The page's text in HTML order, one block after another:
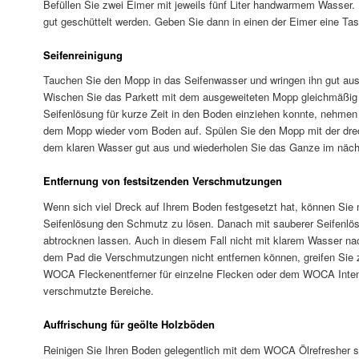
Befüllen Sie zwei Eimer mit jeweils fünf Liter handwarmem
gut geschüttelt werden. Geben Sie dann in einen der Eimer eine
Seifenreinigung
Tauchen Sie den Mopp in das Seifenwasser und wringen ihn gut
Wischen Sie das Parkett mit dem ausgeweiteten Mopp
Seifenlösung für kurze Zeit in den Boden einziehen konnte,
dem Mopp wieder vom Boden auf. Spülen Sie den Mopp mit der
dem klaren Wasser gut aus und wiederholen Sie das Ganze im
Entfernung von festsitzenden Verschmutzungen
Wenn sich viel Dreck auf Ihrem Boden festgesetzt hat, können Sie
Seifenlösung den Schmutz zu lösen. Danach mit sauberer
abtrocknen lassen. Auch in diesem Fall nicht mit klarem Wasser
dem Pad die Verschmutzungen nicht entfernen können, greifen
WOCA Fleckenentferner für einzelne Flecken oder dem WOCA
verschmutzte Bereiche.
Auffrischung für geölte Holzböden
Reinigen Sie Ihren Boden gelegentlich mit dem WOCA Ölrefresher